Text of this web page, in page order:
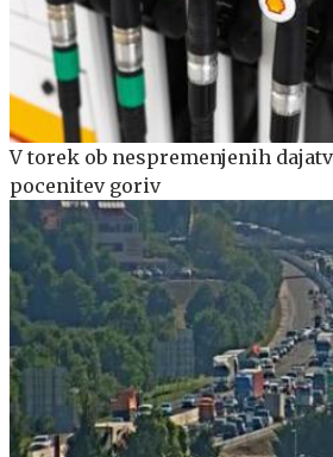
V torek ob nespremenjenih
pocenitev goriv